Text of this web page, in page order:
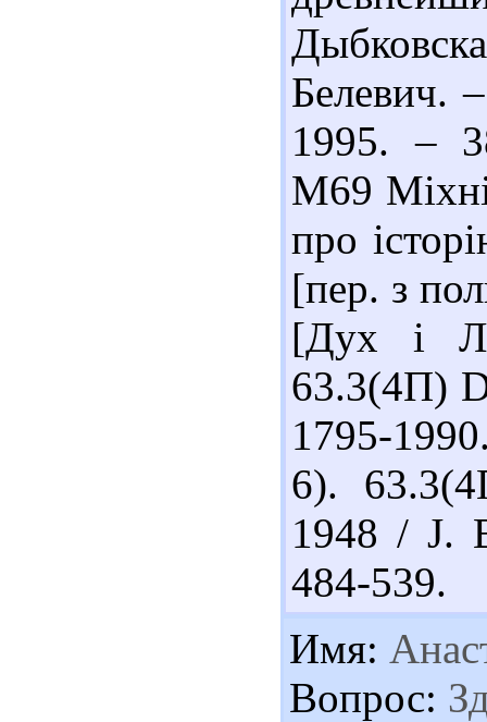
Белевич.
1995. –
М69
про
[пер. з
[Дух і
63.3(4П)
1795-
6).
1948 / J.
484-539.
Имя:
Вопрос: